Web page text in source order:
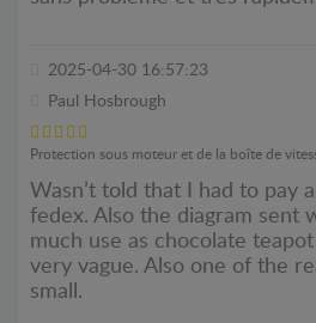
2025-04-30 16:57:23
Paul Hosbrough
Protection sous moteur et de la boîte de
Wasn’t told that I had to pay
fedex. Also the diagram sent
much use as chocolate
very vague. Also one of the
small.